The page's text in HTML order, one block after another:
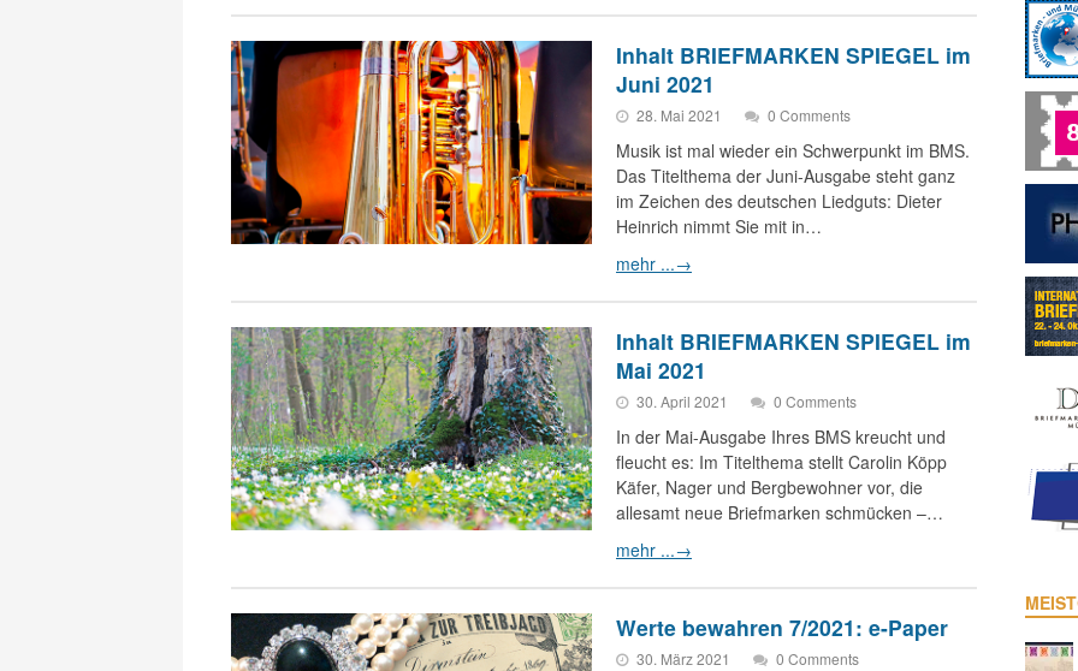
Inhalt BRIEFMARKEN SPIEGEL im
Juni 2021
28. Mai 2021 0 Comments
Musik ist mal wieder ein Schwerpunkt im BMS.
Das Titelthema der Juni-Ausgabe steht ganz
im Zeichen des deutschen Liedguts: Dieter
Heinrich nimmt Sie mit in…
mehr ...→
Inhalt BRIEFMARKEN SPIEGEL im
Mai 2021
30. April 2021 0 Comments
In der Mai-Ausgabe Ihres BMS kreucht und
fleucht es: Im Titelthema stellt Carolin Köpp
Käfer, Nager und Bergbewohner vor, die
allesamt neue Briefmarken schmücken –…
mehr ...→
Werte bewahren 7/2021: e-Paper
30. März 2021 0 Comments